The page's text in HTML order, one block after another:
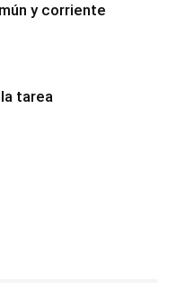
y corriente
tarea